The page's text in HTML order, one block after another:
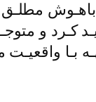
مطلـق
کـرد و
واقعیـت